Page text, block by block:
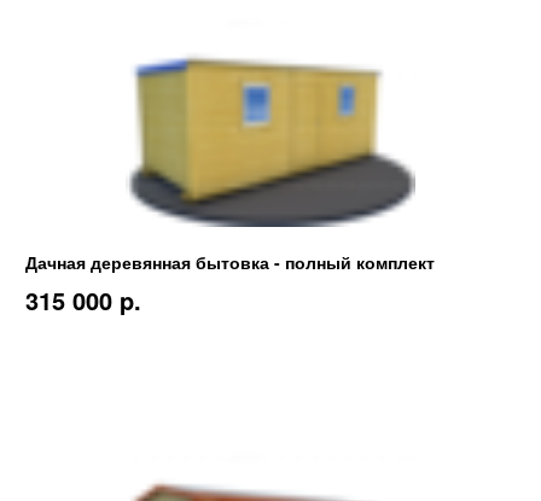
Дачная деревянная бытовка - полный комплект
315 000 p.